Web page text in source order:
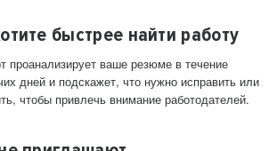
быстрее найти работу
проанализирует ваше резюме в течение
дней и подскажет, что нужно исправить или
чтобы привлечь внимание работодателей.